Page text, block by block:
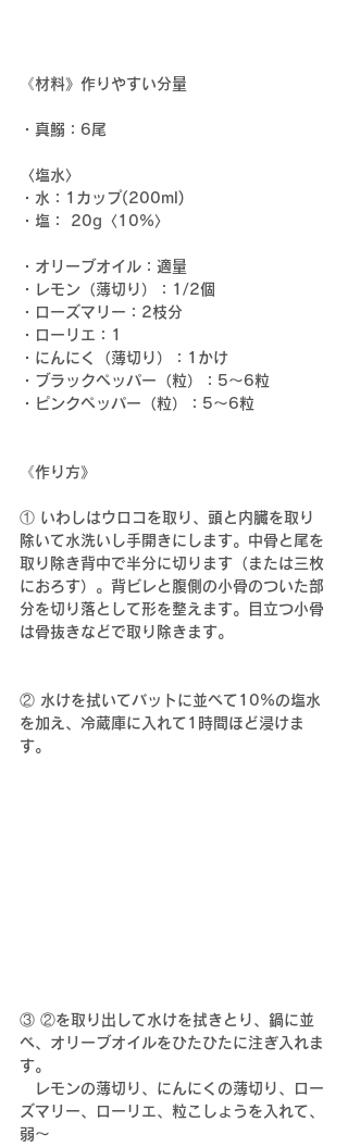
《材料》作りやすい分量
・真鰯：6尾
〈塩水〉
・水：1カップ(200ml)
・塩： 20g〈10%〉
・オリーブオイル：適量
・レモン（薄切り）：1/2個
・ローズマリー：2枝分
・ローリエ：1
・にんにく（薄切り）：1かけ
・ブラックペッパー（粒）：5〜6粒
・ピンクペッパー（粒）：5〜6粒
《作り方》
① いわしはウロコを取り、頭と内臓を取り
除いて水洗いし手開きにします。中骨と尾を
取り除き背中で半分に切ります（または三枚
におろす）。背ビレと腹側の小骨のついた部
分を切り落として形を整えます。目立つ小骨
は骨抜きなどで取り除きます。
② 水けを拭いてバットに並べて10%の塩水
を加え、冷蔵庫に入れて1時間ほど浸けま
す。
③ ②を取り出して水けを拭きとり、鍋に並
べ、オリーブオイルをひたひたに注ぎ入れま
す。
レモンの薄切り、にんにくの薄切り、ロー
ズマリー、ローリエ、粒こしょうを入れて、
弱〜